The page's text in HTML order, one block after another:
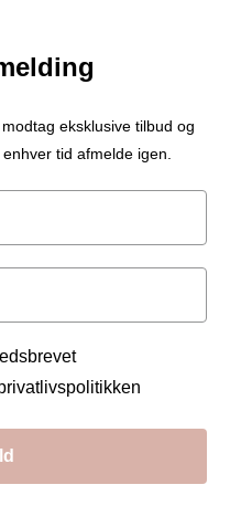
eksklusive tilbud og
tid afmelde igen.